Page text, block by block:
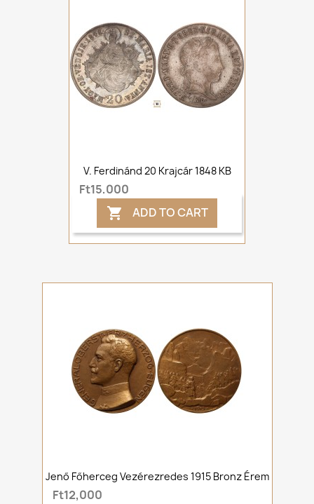
V. Ferdinánd 20 Krajcár 1848 KB
Ft15,000
 ADD TO CART
Jenő Főherceg Vezérezredes 1915 Bronz Érem
Ft12,000